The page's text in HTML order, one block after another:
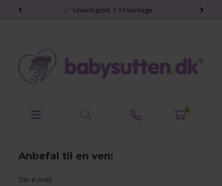
Leveringstid: 1-3 hverdage
0
Anbefal til en ven:
Din e-mail: